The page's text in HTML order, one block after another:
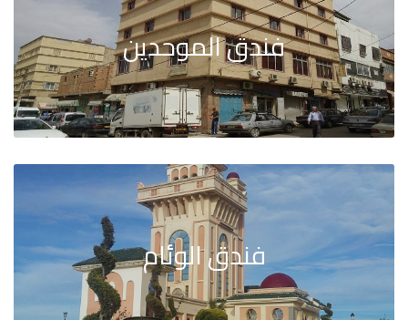
فندق الموحدين
فندق الوئام